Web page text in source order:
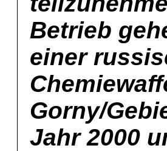
Betrieb
einer
Gorny/
Jahr 2000